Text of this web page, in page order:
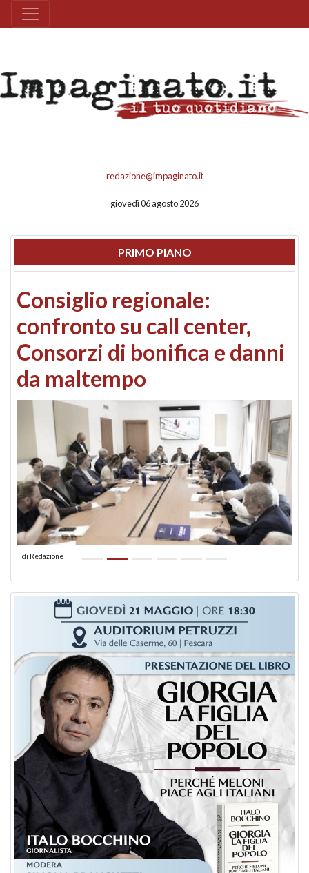
redazione@impaginato.it
giovedì 06 agosto 2026
PRIMO PIANO
Consiglio regionale:
confronto su call center,
Consorzi di bonifica e danni
da maltempo
di Redazione